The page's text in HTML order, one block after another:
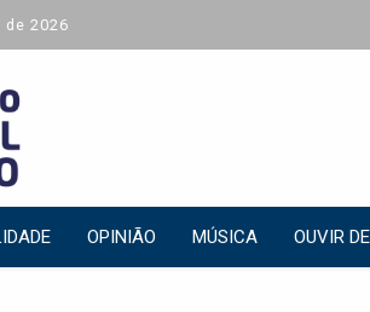
2026
OPINIÃO MÚSICA OUVIR